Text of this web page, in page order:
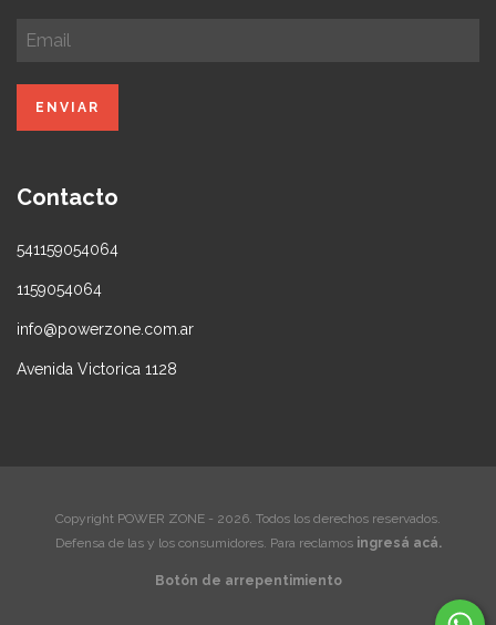
Contacto
541159054064
1159054064
info@powerzone.com.ar
Avenida Victorica 1128
Copyright POWER ZONE - 2026. Todos los derechos reservados.
Defensa de las y los consumidores. Para reclamos ingresá acá.
Botón de arrepentimiento